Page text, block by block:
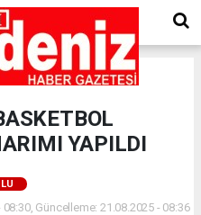
YAPILDI
Güncelleme: 21.08.2025 - 08:36